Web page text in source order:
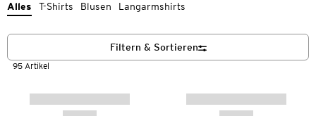
Alles T-Shirts Blusen Langarmshirts
95 Artikel
Filtern & Sortieren